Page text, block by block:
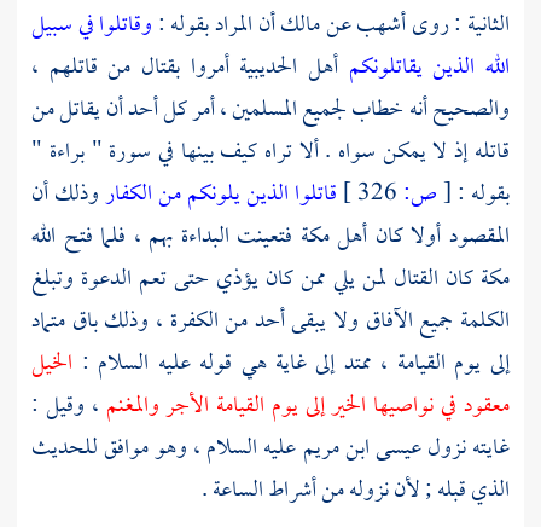
الثانية : روىأشهبعنمالكأن المراد بقوله :وقاتلوا في سبيل
الله الذين يقاتلونكمأهل الحديبيةأمروا بقتال من قاتلهم ،
والصحيح أنه خطاب لجميع المسلمين ، أمر كل أحد أن يقاتل من
قاتله إذ لا يمكن سواه . ألا تراه كيف بينها في سورة " براءة "
بقوله :[ص: قاتلوا الذين يلونكم من الكفاروذلك أن
المقصود أولا كان أهل مكة فتعينت البداءة بهم ، فلما فتح الله
مكةكان القتال لمن يلي ممن كان يؤذي حتى تعم الدعوة وتبلغ
الكلمة جميع الآفاق ولا يبقى أحد من الكفرة ، وذلك باق متماد
إلى يوم القيامة ، ممتد إلى غاية هي قوله عليه السلام : الخيل
معقود في نواصيها الخير إلى يوم القيامة الأجر والمغنم ، وقيل :
غايته نزولعيسى ابن مريمعليه السلام ، وهو موافق للحديث
الذي قبله ; لأن نزوله من أشراط الساعة .